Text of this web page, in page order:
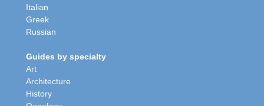
Italian
Greek
Russian
Guides by specialty
Art
Architecture
History